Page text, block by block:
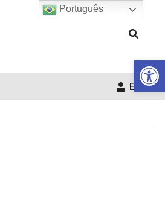
Barra de
Entrar
Português